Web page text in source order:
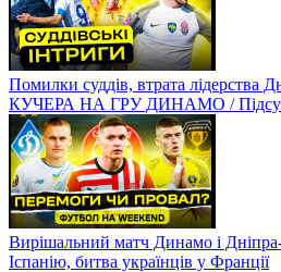
Помилки суддів, втрата
КУЧЕРА НА ГРУ ДИНАМО /
Вирішальний матч Динамо і
Іспанію, битва українців у Франції